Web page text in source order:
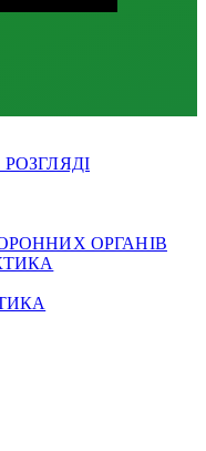
ОРГАНІВ